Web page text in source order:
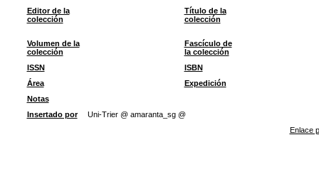
Editor de la
colección
Título de la
colección
Volumen de la
colección
Fascículo de
la colección
ISSN
ISBN
Área
Expedición
Notas
Insertado por
Uni-Trier @ amaranta_sg @
Enlace